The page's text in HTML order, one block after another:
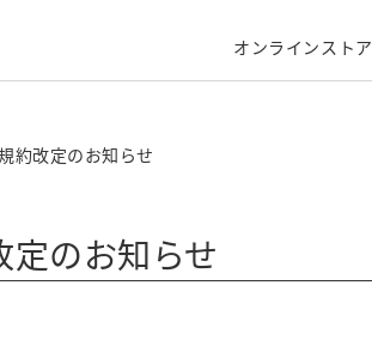
オンラインストア
約改定のお知らせ
定のお知らせ